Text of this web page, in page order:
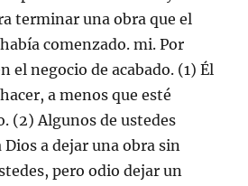
terminar una obra que el
comenzado. mi. Por
el negocio de acabado. (1) Él
a menos que esté
(2) Algunos de ustedes
a dejar una obra sin
pero odio dejar un